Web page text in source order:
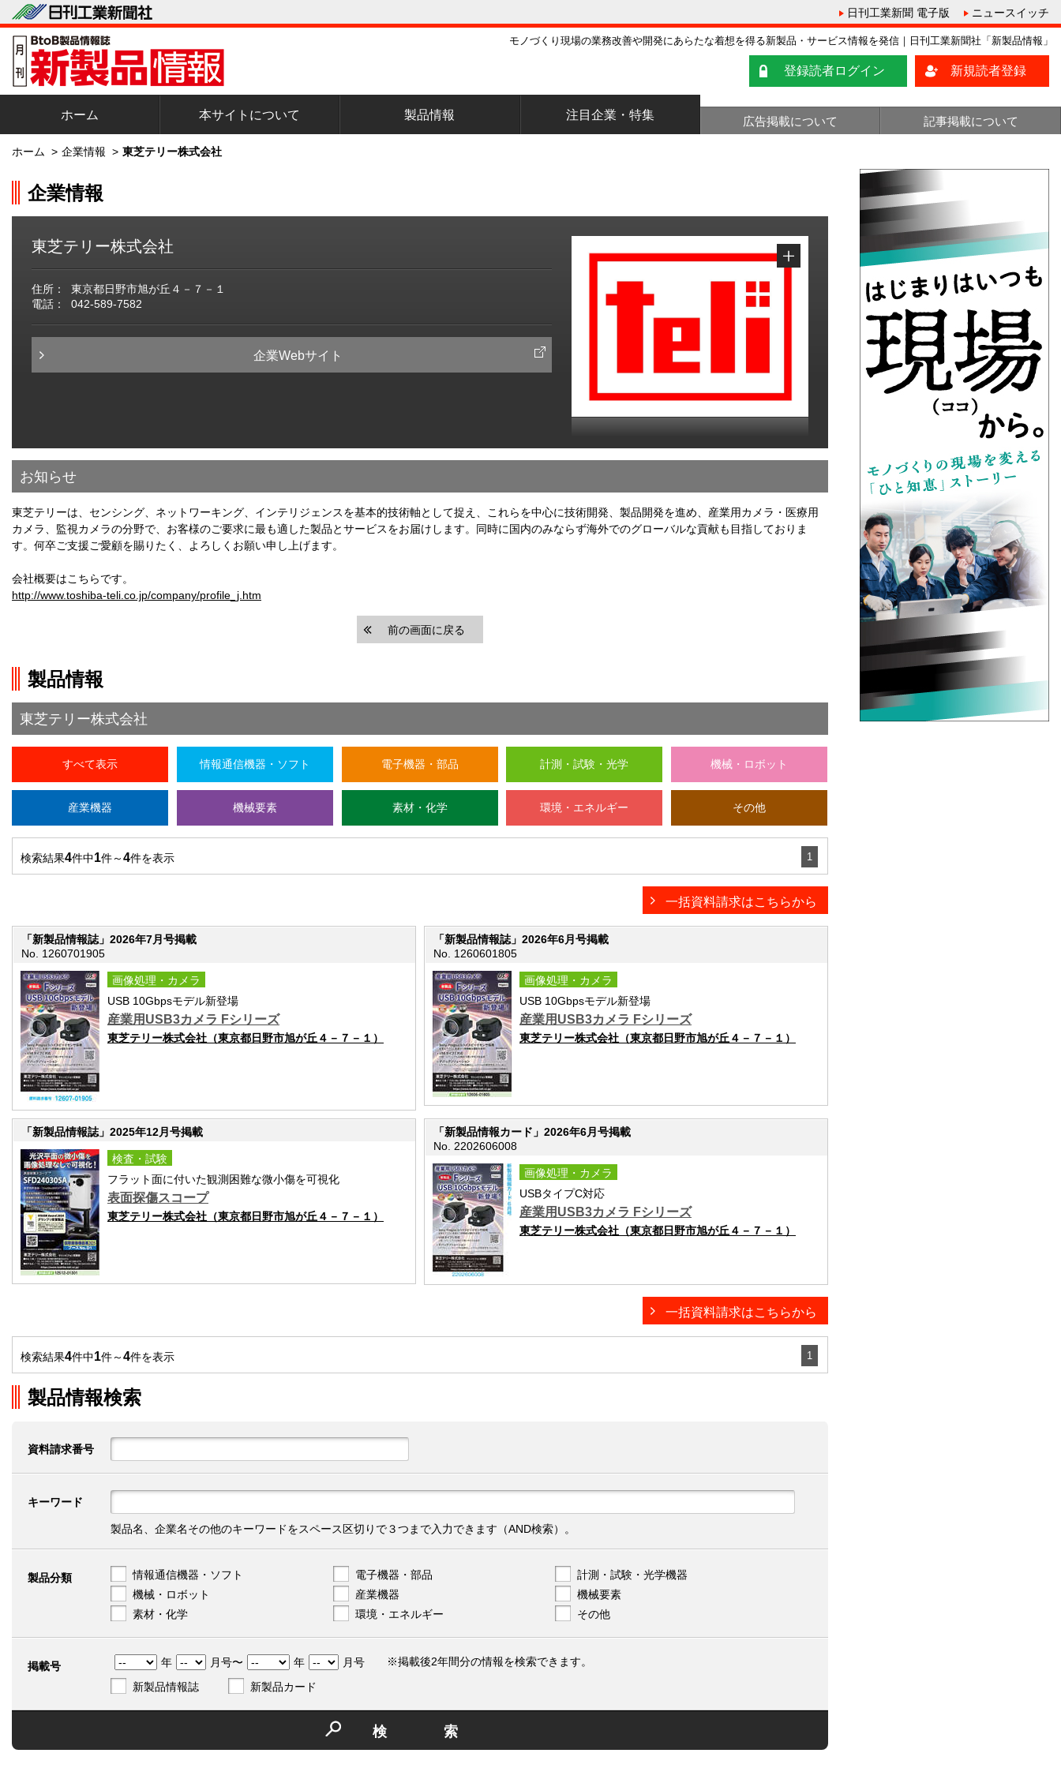
日刊工業新聞 電子版 ニュースイッチ
モノづくり現場の業務改善や開発にあらたな着想を得る新製品・サービス情報を発信｜日刊工業新聞社「新製品情報」
登録読者ログイン 新規読者登録
ホーム 本サイトについて 製品情報 注目企業・特集 広告掲載について 記事掲載について
ホーム > 企業情報 > 東芝テリー株式会社
企業情報
東芝テリー株式会社
住所：
東京都日野市旭が丘４－７－１
電話：
042-589-7582
企業Webサイト
お知らせ
東芝テリーは、センシング、ネットワーキング、インテリジェンスを基本的技術軸として捉え、これらを中心に技術開発、製品開発を進め、産業用カメラ・医療用
カメラ、監視カメラの分野で、お客様のご要求に最も適した製品とサービスをお届けします。同時に国内のみならず海外でのグローバルな貢献も目指しておりま
す。何卒ご支援ご愛顧を賜りたく、よろしくお願い申し上げます。
会社概要はこちらです。
http://www.toshiba-teli.co.jp/company/profile_j.htm
前の画面に戻る
製品情報
東芝テリー株式会社
すべて表示 情報通信機器・ソフト 電子機器・部品 計測・試験・光学 機械・ロボット
産業機器 機械要素 素材・化学 環境・エネルギー その他
検索結果4件中1件～4件を表示 1
一括資料請求はこちらから
「新製品情報誌」2026年7月号掲載
No. 1260701905
画像処理・カメラ
USB 10Gbpsモデル新登場
産業用USB3カメラ Fシリーズ
東芝テリー株式会社（東京都日野市旭が丘４－７－１）
「新製品情報誌」2026年6月号掲載
No. 1260601805
画像処理・カメラ
USB 10Gbpsモデル新登場
産業用USB3カメラ Fシリーズ
東芝テリー株式会社（東京都日野市旭が丘４－７－１）
「新製品情報誌」2025年12月号掲載
検査・試験
フラット面に付いた観測困難な微小傷を可視化
表面探傷スコープ
東芝テリー株式会社（東京都日野市旭が丘４－７－１）
「新製品情報カード」2026年6月号掲載
No. 2202606008
画像処理・カメラ
USBタイプC対応
産業用USB3カメラ Fシリーズ
東芝テリー株式会社（東京都日野市旭が丘４－７－１）
一括資料請求はこちらから
検索結果4件中1件～4件を表示 1
製品情報検索
資料請求番号
キーワード
製品名、企業名その他のキーワードをスペース区切りで３つまで入力できます（AND検索）。
製品分類 情報通信機器・ソフト 電子機器・部品
計測・試験・光学機器
機械・ロボット
産業機器
機械要素
素材・化学
環境・エネルギー その他
掲載号 年 月号〜 年
月号
新製品情報誌
新製品カード
※掲載後2年間分の情報を検索できます。
検索